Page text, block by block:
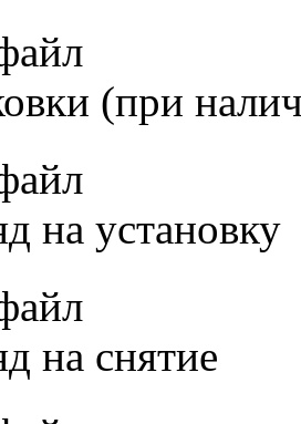
(при
на установку
на снятие